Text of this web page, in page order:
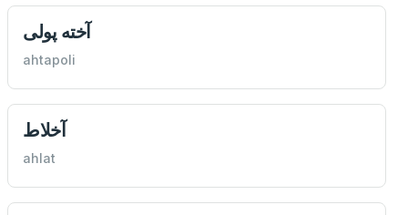
آخته پولی
ahtapoli
آخلاط
ahlat